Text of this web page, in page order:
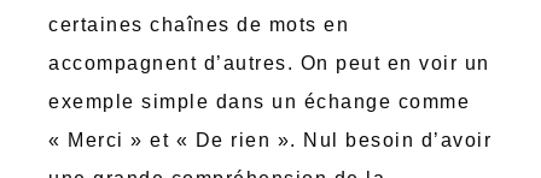
certaines chaînes de mots en
accompagnent d’autres. On peut en voir un
exemple simple dans un échange comme
« Merci » et « De rien ». Nul besoin d’avoir